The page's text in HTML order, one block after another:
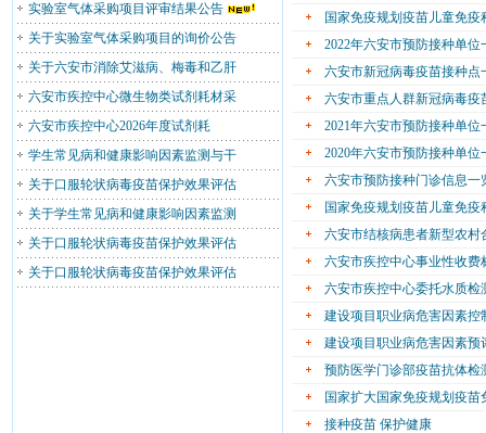
实验室气体采购项目评审结果公告
关于实验室气体采购项目的询价公告
关于六安市消除艾滋病、梅毒和乙肝
六安市疾控中心微生物类试剂耗材采
六安市疾控中心2026年度试剂耗
学生常见病和健康影响因素监测与干
关于口服轮状病毒疫苗保护效果评估
关于学生常见病和健康影响因素监测
关于口服轮状病毒疫苗保护效果评估
关于口服轮状病毒疫苗保护效果评估
国家免疫规划疫苗儿童免疫
2022年六安市预防接种单
六安市新冠病毒疫苗接种点
六安市重点人群新冠病毒
2021年六安市预防接种单
2020年六安市预防接种单
六安市预防接种门诊信息一
国家免疫规划疫苗儿童免疫
六安市结核病患者新型农村
六安市疾控中心事业性收费
六安市疾控中心委托水质检
建设项目职业病危害因素
建设项目职业病危害因素预
预防医学门诊部疫苗抗体检
国家扩大国家免疫规划疫苗
接种疫苗 保护健康